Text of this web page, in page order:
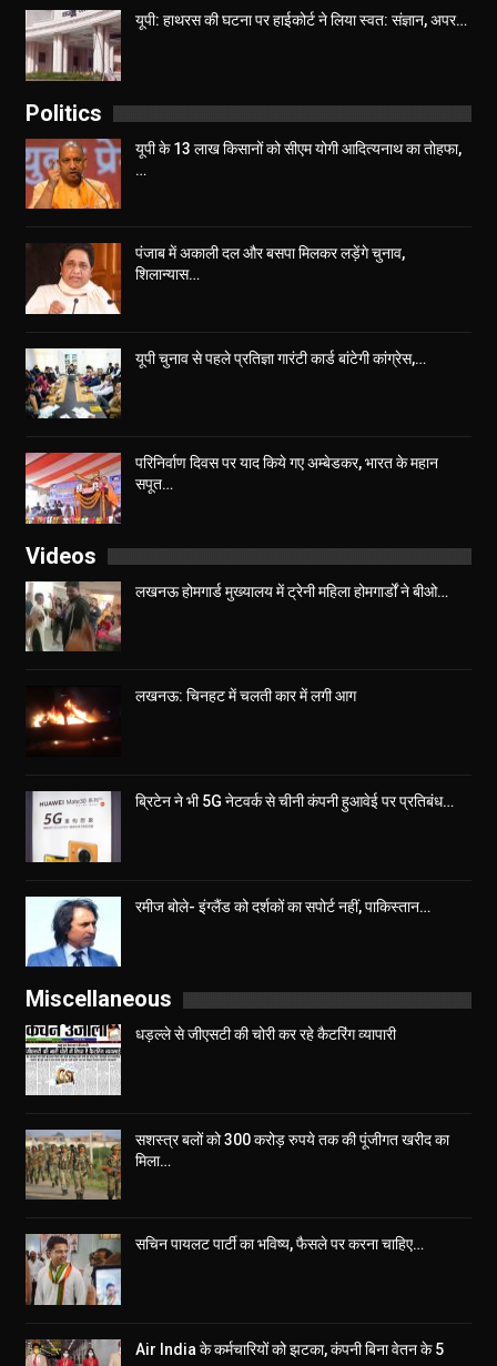
यूपी: हाथरस की घटना पर हाईकोर्ट ने लिया स्वत: संज्ञान, अपर…
Politics
यूपी के 13 लाख किसानों को सीएम योगी आद‍ित्‍यनाथ का तोहफा,
…
पंजाब में अकाली दल और बसपा मिलकर लड़ेंगे चुनाव,
शिलान्यास…
यूपी चुनाव से पहले प्रतिज्ञा गारंटी कार्ड बांटेगी कांग्रेस,…
परिनिर्वाण दिवस पर याद किये गए अम्बेडकर, भारत के महान
सपूत…
Videos
लखनऊ होमगार्ड मुख्यालय में ट्रेनी महिला होमगार्डों ने बीओ…
लखनऊ: चिनहट में चलती कार में लगी आग
ब्रिटेन ने भी 5G नेटवर्क से चीनी कंपनी हुआवेई पर प्रतिबंध…
रमीज बोले- इंग्लैंड को दर्शकों का सपोर्ट नहीं, पाकिस्तान…
Miscellaneous
धड़ल्ले से जीएसटी की चोरी कर रहे कैटरिंग व्यापारी
सशस्त्र बलों को 300 करोड़ रुपये तक की पूंजीगत खरीद का
मिला…
सचिन पायलट पार्टी का भविष्य, फैसले पर करना चाहिए…
Air India के कर्मचारियों को झटका, कंपनी बिना वेतन के 5